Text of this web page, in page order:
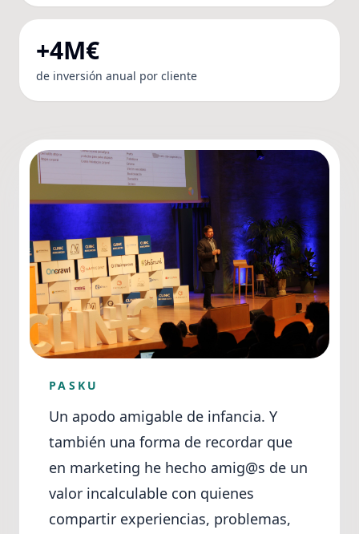
+4M€
de inversión anual por cliente
PASKU
Un apodo amigable de infancia. Y
también una forma de recordar que
en marketing he hecho amig@s de un
valor incalculable con quienes
compartir experiencias, problemas,